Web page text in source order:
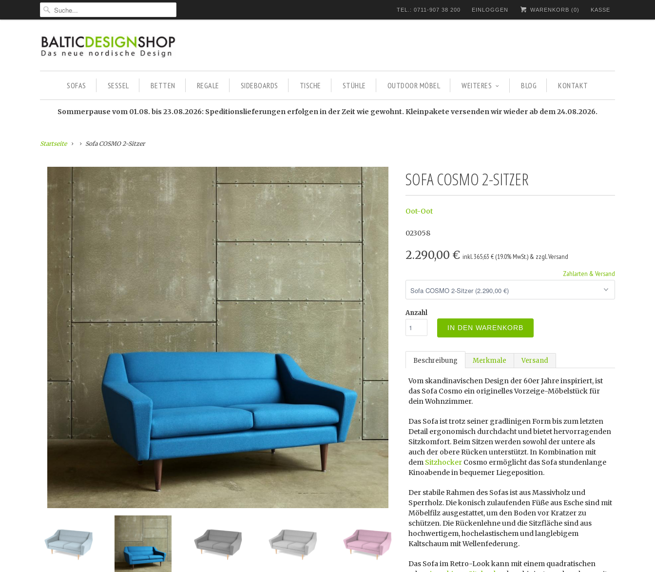
TEL.: 0711-907 38 200 EINLOGGEN WARENKORB (0) KASSE
SOFAS SESSEL BETTEN REGALE SIDEBOARDS TISCHE STÜHLE OUTDOOR MÖBEL WEITERES BLOG KONTAKT
Sommerpause vom 01.08. bis 23.08.2026: Speditionslieferungen erfolgen in der Zeit wie gewohnt. Kleinpakete versenden wir wieder ab dem 24.08.2026.
Startseite Sofa COSMO 2-Sitzer
SOFA COSMO 2-SITZER
Oot-Oot
023058
2.290,00 € inkl. 365,63 € (19.0% MwSt.) & zzgl. Versand
Zahlarten & Versand
Anzahl
IN DEN WARENKORB
Beschreibung Merkmale Versand
Vom skandinavischen Design der 60er Jahre inspiriert, ist
das Sofa Cosmo ein originelles Vorzeige-Möbelstück für
dein Wohnzimmer.
Das Sofa ist trotz seiner gradlinigen Form bis zum letzten
Detail ergonomisch durchdacht und bietet hervorragenden
Sitzkomfort. Beim Sitzen werden sowohl der untere als
auch der obere Rücken unterstützt. In Kombination mit
dem Sitzhocker Cosmo ermöglicht das Sofa stundenlange
Kinoabende in bequemer Liegeposition.
Der stabile Rahmen des Sofas ist aus Massivholz und
Sperrholz. Die konisch zulaufenden Füße aus Esche sind mit
Möbelfilz ausgestattet, um den Boden vor Kratzer zu
schützen.Die Rückenlehne und die Sitzfläche sind aus
hochwertigem, hochelastischem und langlebigem
Kaltschaum mit Wellenfederung.
Das Sofa im Retro-Look kann mit einem quadratischen